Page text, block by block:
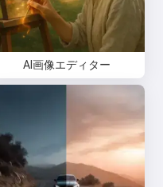
AI画像エディター